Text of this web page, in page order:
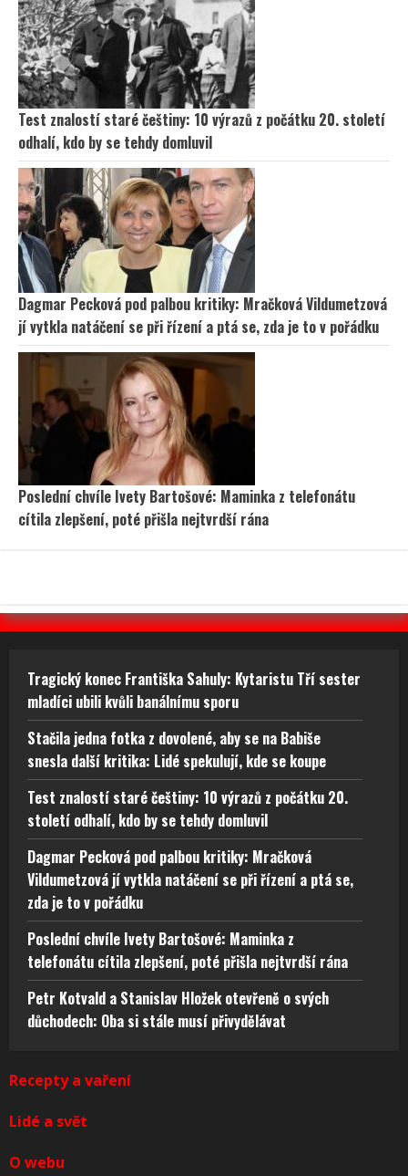
Test znalostí staré češtiny: 10 výrazů z počátku 20. století
odhalí, kdo by se tehdy domluvil
Dagmar Pecková pod palbou kritiky: Mračková Vildumetzová
jí vytkla natáčení se při řízení a ptá se, zda je to v pořádku
Poslední chvíle Ivety Bartošové: Maminka z telefonátu
cítila zlepšení, poté přišla nejtvrdší rána
Tragický konec Františka Sahuly: Kytaristu Tří sester
mladíci ubili kvůli banálnímu sporu
Stačila jedna fotka z dovolené, aby se na Babiše
snesla další kritika: Lidé spekulují, kde se koupe
Test znalostí staré češtiny: 10 výrazů z počátku 20.
století odhalí, kdo by se tehdy domluvil
Dagmar Pecková pod palbou kritiky: Mračková
Vildumetzová jí vytkla natáčení se při řízení a ptá se,
zda je to v pořádku
Poslední chvíle Ivety Bartošové: Maminka z
telefonátu cítila zlepšení, poté přišla nejtvrdší rána
Petr Kotvald a Stanislav Hložek otevřeně o svých
důchodech: Oba si stále musí přivydělávat
Recepty a vaření
Lidé a svět
O webu